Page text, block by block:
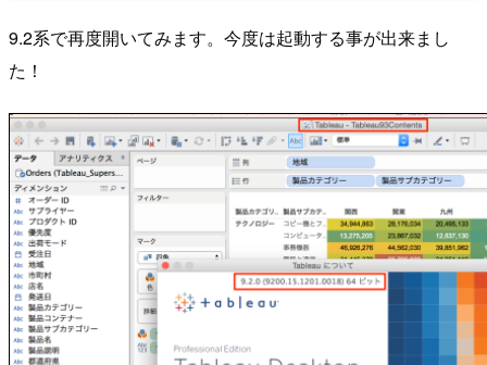
9.2系で再度開いてみます。今度は起動する事が出来まし
た！